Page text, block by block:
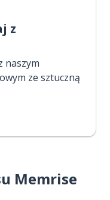
z
naszym
ze sztuczną
Memrise